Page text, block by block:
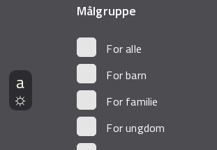
Målgruppe
For alle
For barn
For familie
For ungdom